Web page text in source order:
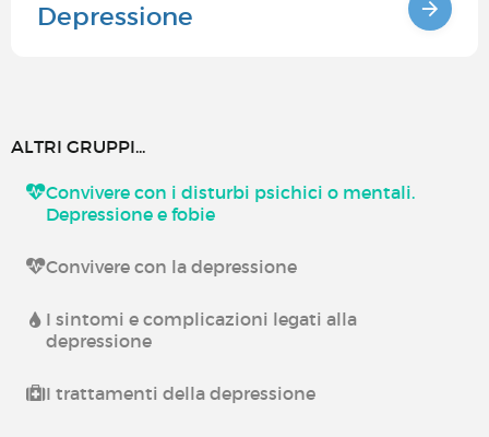
Depressione
ALTRI GRUPPI...
Convivere con i disturbi psichici o mentali.
Depressione e fobie
Convivere con la depressione
I sintomi e complicazioni legati alla
depressione
I trattamenti della depressione